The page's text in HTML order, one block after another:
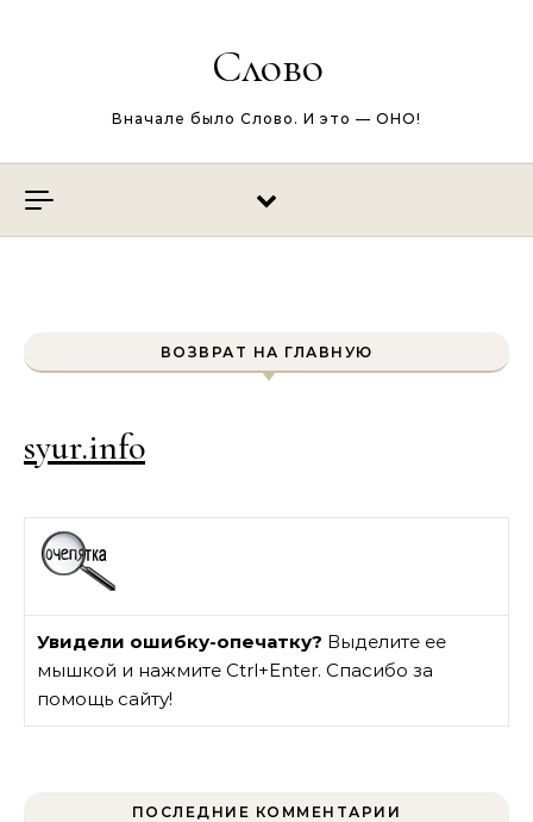
Слово
Вначале было Слово. И это — ОНО!
ВОЗВРАТ НА ГЛАВНУЮ
syur.info
Увидели ошибку-опечатку? Выделите ее
мышкой и нажмите Ctrl+Enter. Спасибо за
помощь сайту!
ПОСЛЕДНИЕ КОММЕНТАРИИ